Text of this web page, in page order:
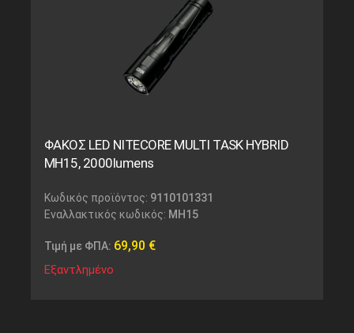
ΦΑΚΟΣ LED NITECORE MULTI TASK HYBRID
MH15, 2000lumens
Κωδικός προϊόντος: 9110101331
Εναλλακτικός κωδικός: MH15
Τιμή με ΦΠΑ: 69,90 €
Εξαντλημένο